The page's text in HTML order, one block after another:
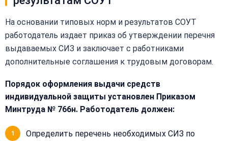
На основании типовых норм и результатов СОУТ
работодатель издает приказ об утверждении перечня
выдаваемых СИЗ и заключает с работниками
дополнительные соглашения к трудовым договорам.
Порядок оформления выдачи средств
индивидуальной защиты установлен Приказом
Минтруда № 766н. Работодатель должен:
Определить перечень необходимых СИЗ по
40